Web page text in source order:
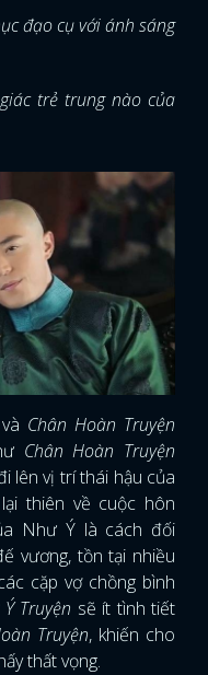
đạo cụ với ánh sáng
trẻ trung nào của
và Chân Hoàn Truyện
Chân Hoàn Truyện
lên vị trí thái hậu của
thiên về cuộc hôn
Như Ý là cách đối
vương, tồn tại nhiều
cặp vợ chồng bình
Truyện sẽ ít tình tiết
Truyện, khiến cho
thất vọng.